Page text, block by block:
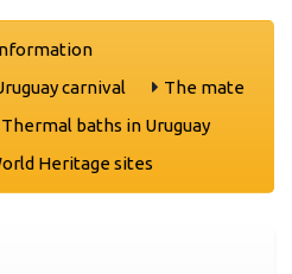
carnival
The mate
Thermal baths in Uruguay
Heritage sites